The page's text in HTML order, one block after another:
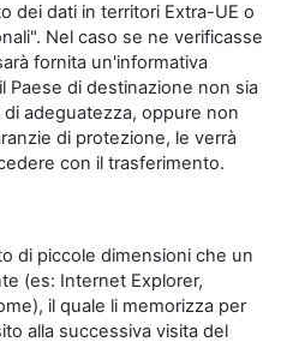
dei dati in territori Extra-UE o
Nel caso se ne verificasse
fornita un'informativa
Paese di destinazione non sia
adeguatezza, oppure non
di protezione, le verrà
con il trasferimento.
di piccole dimensioni che un
(es: Internet Explorer,
il quale li memorizza per
alla successiva visita del